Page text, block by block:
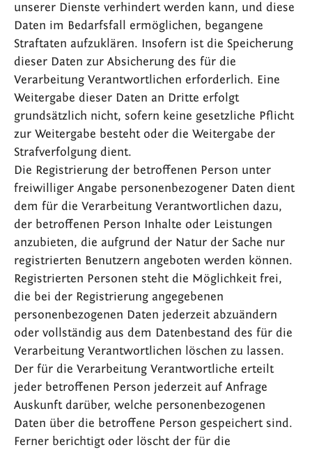
unserer Dienste verhindert werden kann, und diese
Daten im Bedarfsfall ermöglichen, begangene
Straftaten aufzuklären. Insofern ist die Speicherung
dieser Daten zur Absicherung des für die
Verarbeitung Verantwortlichen erforderlich. Eine
Weitergabe dieser Daten an Dritte erfolgt
grundsätzlich nicht, sofern keine gesetzliche Pflicht
zur Weitergabe besteht oder die Weitergabe der
Strafverfolgung dient.
Die Registrierung der betroffenen Person unter
freiwilliger Angabe personenbezogener Daten dient
dem für die Verarbeitung Verantwortlichen dazu,
der betroffenen Person Inhalte oder Leistungen
anzubieten, die aufgrund der Natur der Sache nur
registrierten Benutzern angeboten werden können.
Registrierten Personen steht die Möglichkeit frei,
die bei der Registrierung angegebenen
personenbezogenen Daten jederzeit abzuändern
oder vollständig aus dem Datenbestand des für die
Verarbeitung Verantwortlichen löschen zu lassen.
Der für die Verarbeitung Verantwortliche erteilt
jeder betroffenen Person jederzeit auf Anfrage
Auskunft darüber, welche personenbezogenen
Daten über die betroffene Person gespeichert sind.
Ferner berichtigt oder löscht der für die